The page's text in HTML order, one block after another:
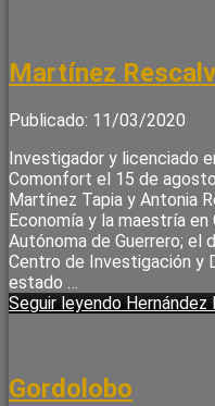
Martínez
Publicado: 11/03/2020
Investigador y licenciado
Comonfort el 15 de
Martínez Tapia y Antonia
Economía y la maestría en
Autónoma de Guerrero; el
Centro de Investigación y
estado …
Seguir leyendo Hernández
Gordolobo